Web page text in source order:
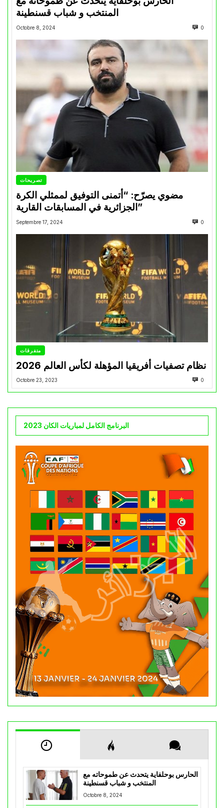
المنتخب و شباب قسنطينة
Octobre 8, 2024 0
تصريحات
مضوي يصرّح: “أتمنى التوفيق لممثلي الكرة
الجزائرية في المسابقات القارية”
Septembre 17, 2024 0
متفرقات
نظام تصفيات أفريقيا المؤهلة لكأس العالم 2026
Octobre 23, 2023 0
البرنامج الكامل لمباريات الكان 2023
الحارس بوحلفاية يتحدث عن طموحاته مع
المنتخب و شباب قسنطينة
Octobre 8, 2024